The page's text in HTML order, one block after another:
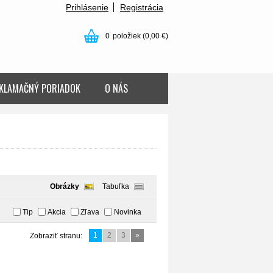
Prihlásenie Registrácia
0 položiek (0,00 €)
PORIADOK O NÁS
Obrázky Tabuľka
Tip Akcia Zľava Novinka
Zobraziť stranu: 1 2 3 »